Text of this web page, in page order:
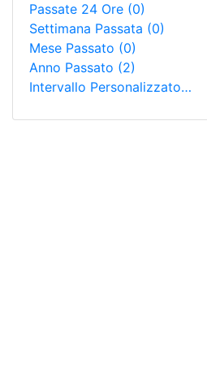
Passate 24 Ore (0)
Settimana Passata (0)
Mese Passato (0)
Anno Passato (2)
Intervallo Personalizzato…